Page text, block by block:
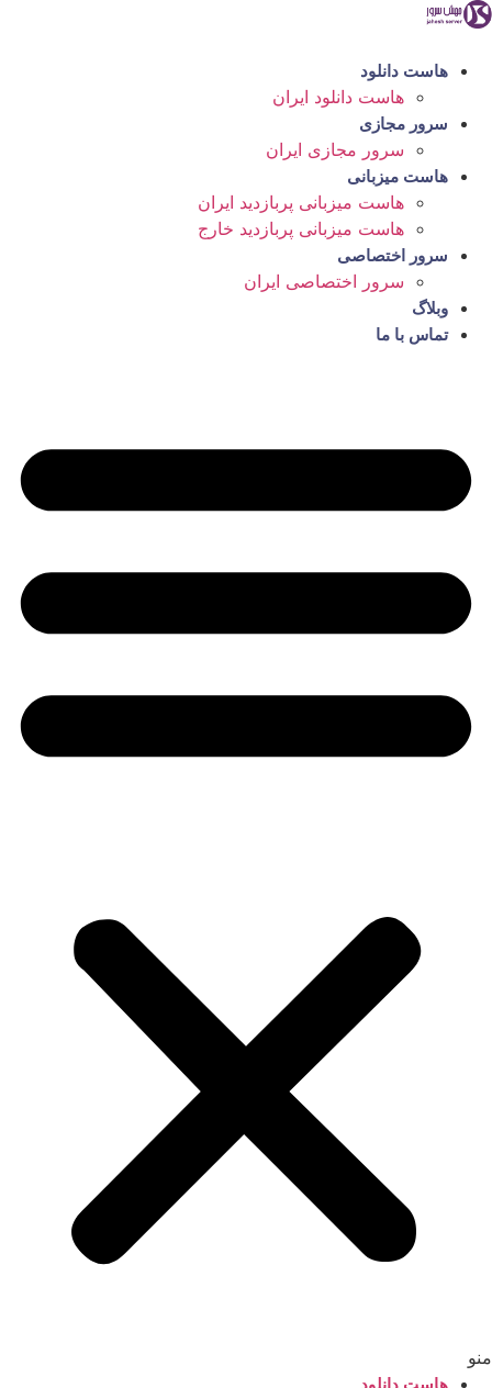
پرش
محتوا
هاست دانلود
هاست دانلود ایران
سرور مجازی
سرور مجازی ایران
هاست میزبانی
هاست میزبانی پربازدید ایران
هاست میزبانی پربازدید خارج
سرور اختصاصی
سرور اختصاصی ایران
وبلاگ
تماس با ما
منو
هاست دانلود